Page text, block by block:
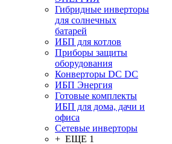
Гибридные инверторы
для солнечных
батарей
ИБП для котлов
Приборы защиты
оборудования
Конверторы DC DC
ИБП Энергия
Готовые комплекты
ИБП для дома, дачи и
офиса
Сетевые инверторы
+ ЕЩЕ 1